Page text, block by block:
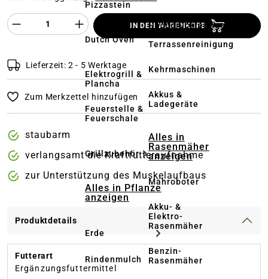
Pizzastein
Dutch Oven
Elektrogrill &
Plancha
Feuerstelle &
Feuerschale
Grillzubehör
Alles in Pflanze
anzeigen
Erde
Rindenmulch
Hochdruckreiniger
Terrassenreinigung
Kehrmaschinen
Akkus &
Ladegeräte
Alles in
Rasenmäher
anzeigen
Mähroboter
Akku- &
Elektro-
Rasenmäher
Benzin-
Rasenmäher
Produkt Anzahl des Produktes
IN DEN WARENKORB
Lieferzeit: 2 - 5 Werktage
Zum Merkzettel hinzufügen
staubarm
verlangsamt die Kraftfutteraufnahme
zur Unterstützung des Muskelaufbaus
Produktdetails
Futterart
Ergänzungsfuttermittel